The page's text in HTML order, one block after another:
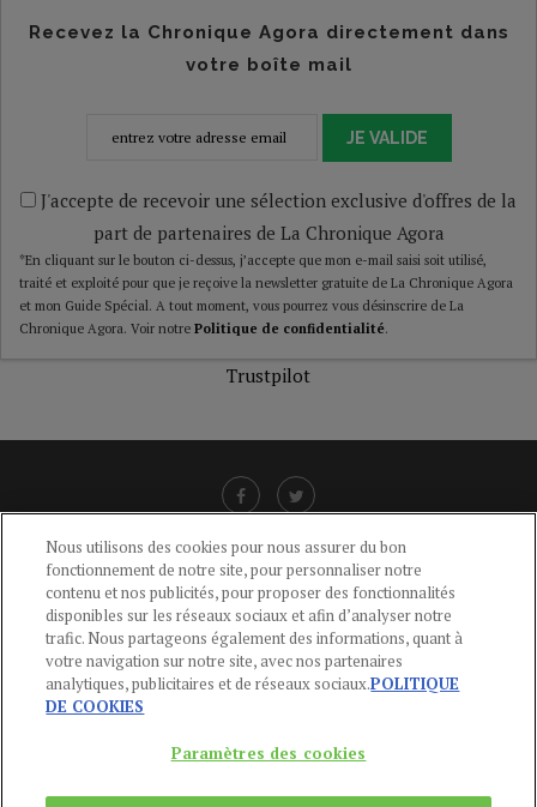
Recevez la Chronique Agora directement dans
votre boîte mail
JE VALIDE
J'accepte de recevoir une sélection exclusive d'offres de la
part de partenaires de La Chronique Agora
*En cliquant sur le bouton ci-dessus, j’accepte que mon e-mail saisi soit utilisé,
traité et exploité pour que je reçoive la newsletter gratuite de La Chronique Agora
et mon Guide Spécial. A tout moment, vous pourrez vous désinscrire de La
Chronique Agora. Voir notre Politique de confidentialité.
Trustpilot
LIENS UTILES
CGU-POLITIQUE DE CONFIDENTIALITÉ -POLITIQUE DES COOKIES
MENTIONS LÉGALES -AIDE
CONTACT
Du Lundi au Vendredi, 9h-13h et 14h-17h
Nous utilisons des cookies pour nous assurer du bon
fonctionnement de notre site, pour personnaliser notre
contenu et nos publicités, pour proposer des fonctionnalités
disponibles sur les réseaux sociaux et afin d’analyser notre
trafic. Nous partageons également des informations, quant à
votre navigation sur notre site, avec nos partenaires
analytiques, publicitaires et de réseaux sociaux.POLITIQUE
DE COOKIES
Paramètres des cookies